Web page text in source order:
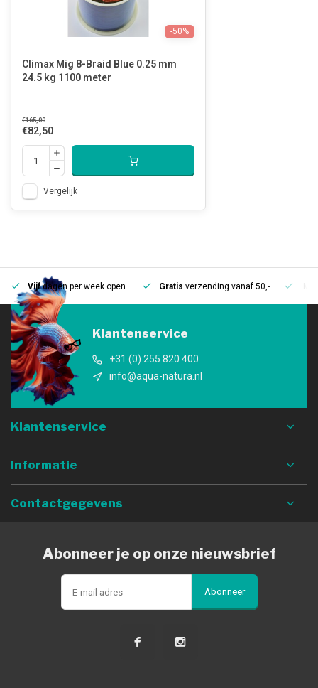
-50%
Climax Mig 8-Braid Blue 0.25 mm
24.5 kg 1100 meter
€165,00
€82,50
Vergelijk
Vijfdagen per week open. Gratis verzending vanaf 50,-
Klantenservice
+31 (0) 255 820 400
info@aqua-natura.nl
Klantenservice
Informatie
Contactgegevens
Abonneer je op onze nieuwsbrief
Abonneer